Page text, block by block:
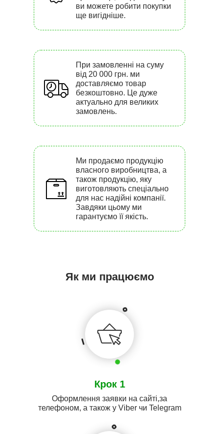
ви можете робити покупки
ще вигідніше.
При замовленні на суму
від 20 000 грн. ми
доставляємо товар
безкоштовно. Це дуже
актуально для великих
замовлень.
Ми продаємо продукцію
власного виробництва, а
також продукцію, яку
виготовляють спеціально
для нас надійні компанії.
Завдяки цьому ми
гарантуємо її якість.
Як ми працюємо
Крок 1
Оформлення заявки на сайті,за
телефоном, а також у Viber чи Telegram